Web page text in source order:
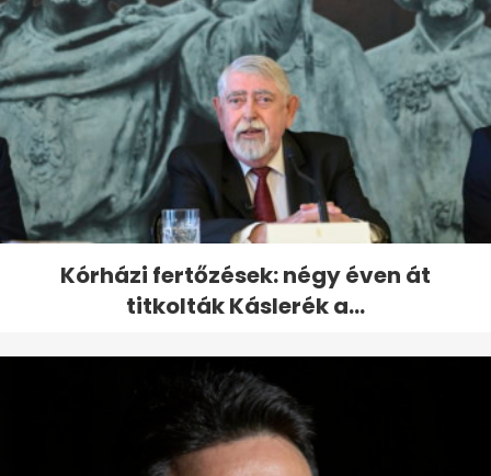
Kórházi fertőzések: négy éven át
titkolták Káslerék a...